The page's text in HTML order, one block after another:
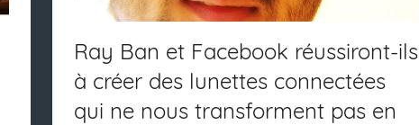
Ray Ban et Facebook réussiront-ils
à créer des lunettes connectées
qui ne nous transforment pas en